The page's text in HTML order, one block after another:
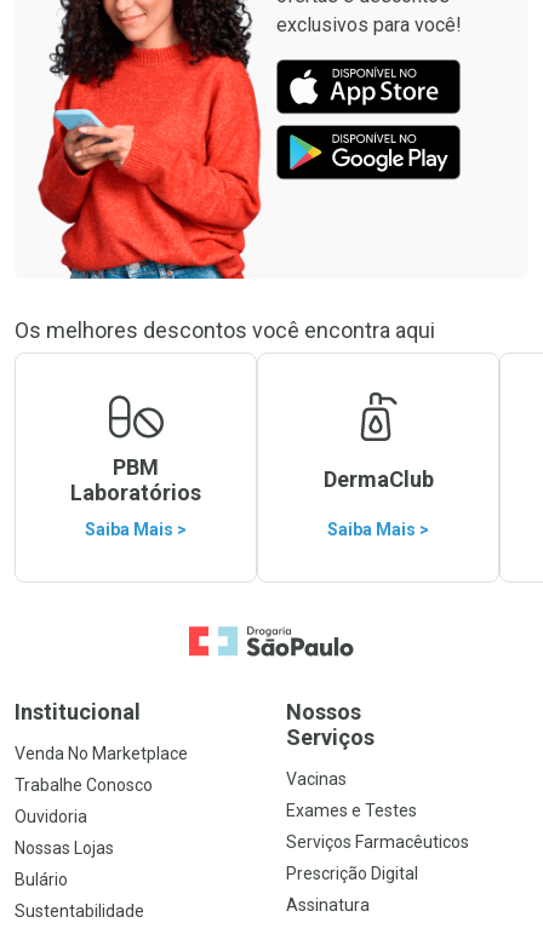
exclusivos para você!
Os melhores descontos você encontra aqui
PBM
Laboratórios
Saiba Mais >
DermaClub
Saiba Mais >
Ir para a Home
Institucional
Venda No Marketplace
Trabalhe Conosco
Ouvidoria
Nossas Lojas
Bulário
Sustentabilidade
Nossos
Serviços
Vacinas
Exames e Testes
Serviços Farmacêuticos
Prescrição Digital
Assinatura